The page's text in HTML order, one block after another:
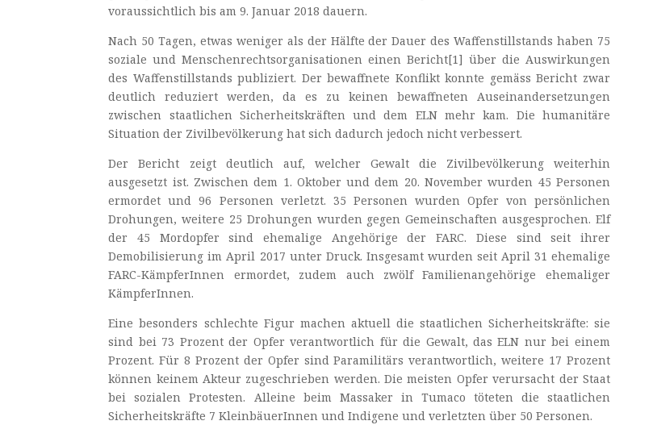
voraussichtlich bis am 9. Januar 2018 dauern.
Nach 50 Tagen, etwas weniger als der Hälfte der Dauer des Waffenstillstands haben 75
soziale und Menschenrechtsorganisationen einen Bericht[1] über die Auswirkungen
des Waffenstillstands publiziert. Der bewaffnete Konflikt konnte gemäss Bericht zwar
deutlich reduziert werden, da es zu keinen bewaffneten Auseinandersetzungen
zwischen staatlichen Sicherheitskräften und dem ELN mehr kam. Die humanitäre
Situation der Zivilbevölkerung hat sich dadurch jedoch nicht verbessert.
Der Bericht zeigt deutlich auf, welcher Gewalt die Zivilbevölkerung weiterhin
ausgesetzt ist. Zwischen dem 1. Oktober und dem 20. November wurden 45 Personen
ermordet und 96 Personen verletzt. 35 Personen wurden Opfer von persönlichen
Drohungen, weitere 25 Drohungen wurden gegen Gemeinschaften ausgesprochen. Elf
der 45 Mordopfer sind ehemalige Angehörige der FARC. Diese sind seit ihrer
Demobilisierung im April 2017 unter Druck. Insgesamt wurden seit April 31 ehemalige
FARC-KämpferInnen ermordet, zudem auch zwölf Familienangehörige ehemaliger
KämpferInnen.
Eine besonders schlechte Figur machen aktuell die staatlichen Sicherheitskräfte: sie
sind bei 73 Prozent der Opfer verantwortlich für die Gewalt, das ELN nur bei einem
Prozent. Für 8 Prozent der Opfer sind Paramilitärs verantwortlich, weitere 17 Prozent
können keinem Akteur zugeschrieben werden. Die meisten Opfer verursacht der Staat
bei sozialen Protesten. Alleine beim Massaker in Tumaco töteten die staatlichen
Sicherheitskräfte 7 KleinbäuerInnen und Indigene und verletzten über 50 Personen.